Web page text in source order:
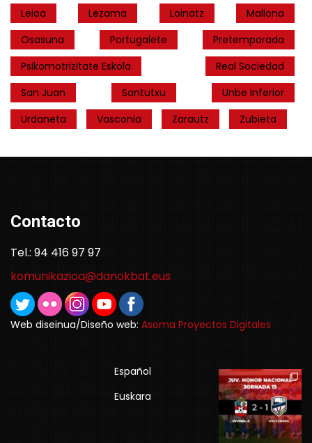
Leioa
Lezama Loinatz
Mallona
Osasuna
Portugalete
Pretemporada
Psikomotrizitate Eskola
Real Sociedad
San Juan
Santutxu
Unbe Inferior
Urdaneta
Vasconia Zarautz Zubieta
Contacto
Tel.: 94 416 97 97
komunikazioa@danokbat.eus
Web diseinua/Diseño web: Asoma Proyectos Digitales
Español
Euskara